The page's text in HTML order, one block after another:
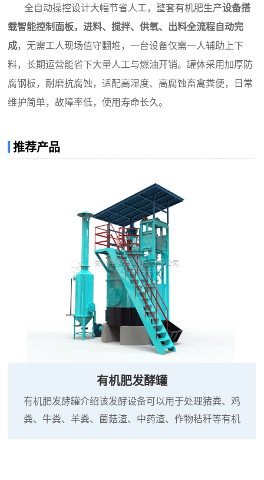
全自动操控设计大幅节省人工，整套有机肥生产设备搭
载智能控制面板，进料、搅拌、供氧、出料全流程自动完
成，无需工人现场值守翻堆，一台设备仅需一人辅助上下
料，长期运营能省下大量人工与燃油开销。罐体采用加厚防
腐钢板，耐磨抗腐蚀，适配高湿度、高腐蚀畜禽粪便，日常
维护简单，故障率低，使用寿命长久。
推荐产品
有机肥发酵罐
有机肥发酵罐介绍该发酵设备可以用于处理猪粪、鸡
粪、牛粪、羊粪、菌菇渣、中药渣、作物秸秆等有机